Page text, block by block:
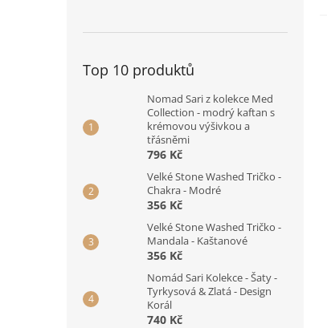
Top 10 produktů
Nomad Sari z kolekce Med
Collection - modrý kaftan s
krémovou výšivkou a
třásněmi
796 Kč
Velké Stone Washed Tričko -
Chakra - Modré
356 Kč
Velké Stone Washed Tričko -
Mandala - Kaštanové
356 Kč
Nomád Sari Kolekce - Šaty -
Tyrkysová & Zlatá - Design
Korál
740 Kč